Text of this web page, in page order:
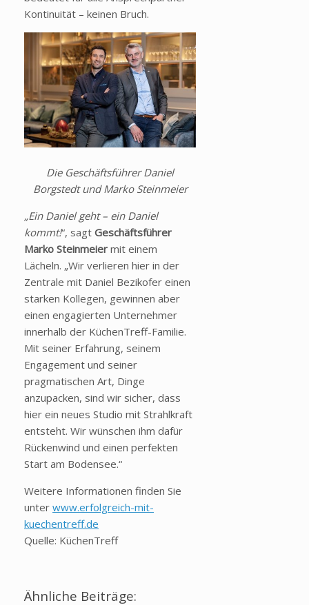
Kontinuität – keinen Bruch.
Die Geschäftsführer Daniel
Borgstedt und Marko Steinmeier
„Ein Daniel geht – ein Daniel
kommt!“, sagt Geschäftsführer
Marko Steinmeier mit einem
Lächeln. „Wir verlieren hier in der
Zentrale mit Daniel Bezikofer einen
starken Kollegen, gewinnen aber
einen engagierten Unternehmer
innerhalb der KüchenTreff-Familie.
Mit seiner Erfahrung, seinem
Engagement und seiner
pragmatischen Art, Dinge
anzupacken, sind wir sicher, dass
hier ein neues Studio mit Strahlkraft
entsteht. Wir wünschen ihm dafür
Rückenwind und einen perfekten
Start am Bodensee.“
Weitere Informationen finden Sie
unter www.erfolgreich-mit-
kuechentreff.de
Quelle: KüchenTreff
Ähnliche Beiträge: